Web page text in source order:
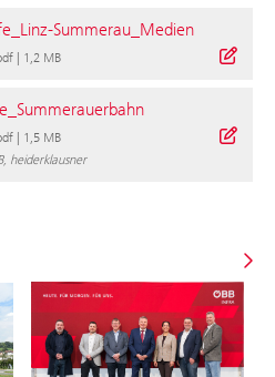
Summerau_Medien
1,2 MB
1,5 MB
heiderklausner